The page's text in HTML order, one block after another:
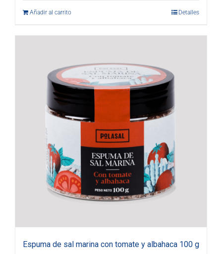
Añadir al carrito Detalles
Espuma de sal marina con tomate y albahaca 100 g